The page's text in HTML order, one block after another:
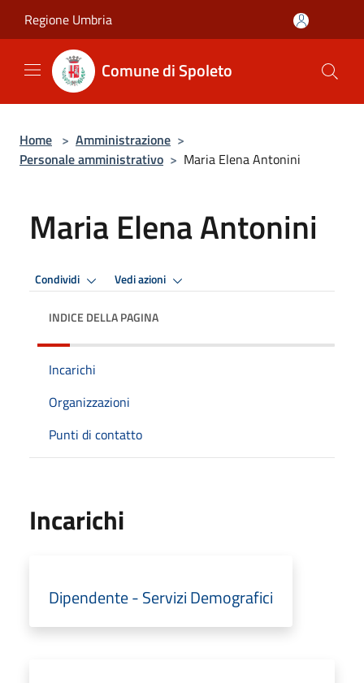
Regione Umbria
Comune di Spoleto
Home > Amministrazione >
Personale amministrativo > Maria Elena Antonini
Maria Elena Antonini
Condividi Vedi azioni
INDICE DELLA PAGINA
Incarichi
Organizzazioni
Punti di contatto
Incarichi
Dipendente - Servizi Demografici